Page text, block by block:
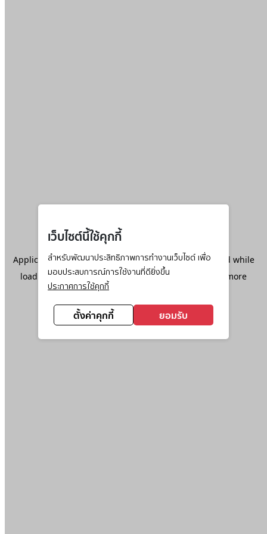
เว็บไซต์นี้ใช้คุกกี้
สำหรับพัฒนาประสิทธิภาพการทำงานเว็บไซต์ เพื่อ
มอบประสบการณ์การใช้งานที่ดียิ่งขึ้น
ประกาศการใช้คุกกี้
ตั้งค่าคุกกี้ ยอมรับ
Application error: aclient-side exception has occurred while
loadingwww.ktc.co.th(see the browser console
for more
information).